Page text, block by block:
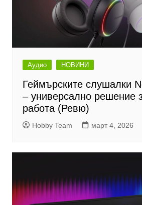
Аудио НОВИНИ
Геймърските слушалки
– универсално решение
работа (Ревю)
Hobby Team март 4, 2026